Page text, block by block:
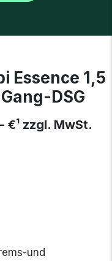
Essence 1,5
DSG
€¹ zzgl. MwSt.
und